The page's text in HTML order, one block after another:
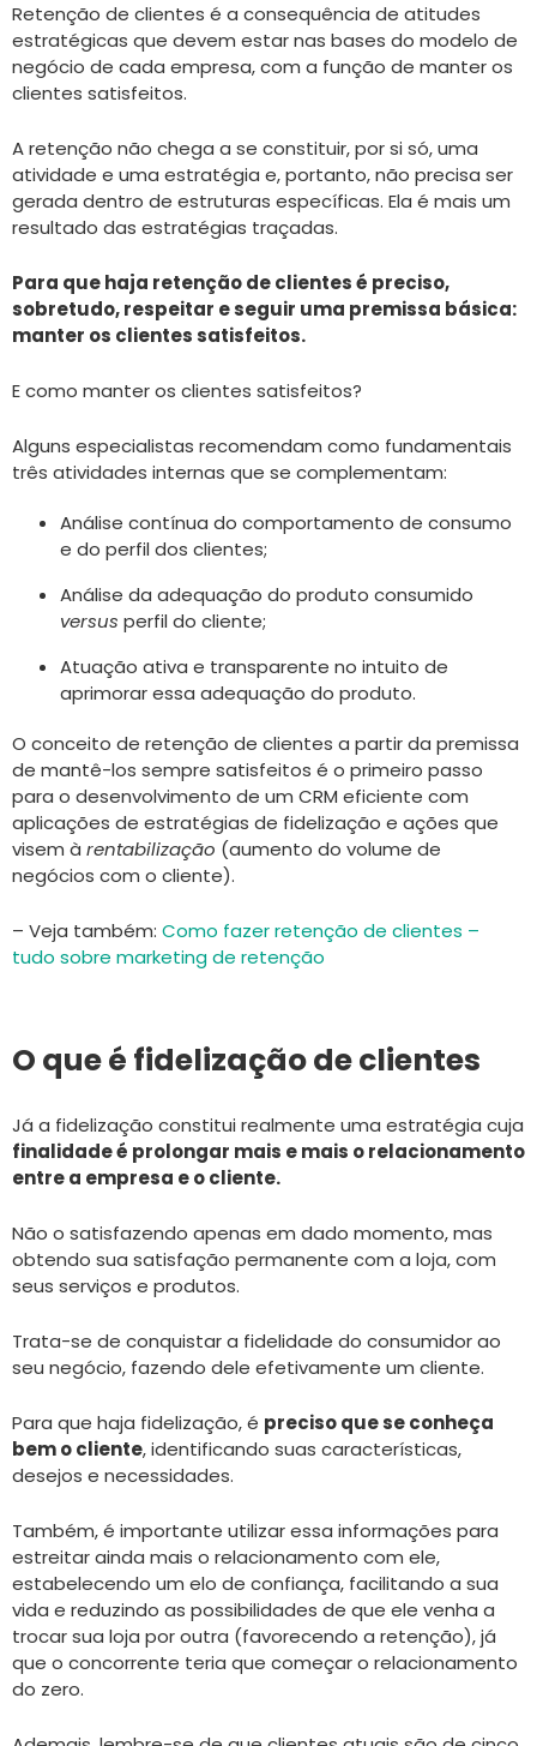
Retenção de clientes é a consequência de atitudes
estratégicas que devem estar nas bases do modelo de
negócio de cada empresa, com a função de manter os
clientes satisfeitos.
A retenção não chega a se constituir, por si só, uma
atividade e uma estratégia e, portanto, não precisa ser
gerada dentro de estruturas específicas. Ela é mais um
resultado das estratégias traçadas.
Para que haja retenção de clientes é preciso,
sobretudo, respeitar e seguir uma premissa básica:
manter os clientes satisfeitos.
E como manter os clientes satisfeitos?
Alguns especialistas recomendam como fundamentais
três atividades internas que se complementam:
Análise contínua do comportamento de consumo
e do perfil dos clientes;
Análise da adequação do produto consumido
versus perfil do cliente;
Atuação ativa e transparente no intuito de
aprimorar essa adequação do produto.
O conceito de retenção de clientes a partir da premissa
de mantê-los sempre satisfeitos é o primeiro passo
para o desenvolvimento de um CRM eficiente com
aplicações de estratégias de fidelização e ações que
visem à rentabilização (aumento do volume de
negócios com o cliente).
– Veja também: Como fazer retenção de clientes –
tudo sobre marketing de retenção
O que é fidelização de clientes
Já a fidelização constitui realmente uma estratégia cuja
finalidade é prolongar mais e mais o relacionamento
entre a empresa e o cliente.
Não o satisfazendo apenas em dado momento, mas
obtendo sua satisfação permanente com a loja, com
seus serviços e produtos.
Trata-se de conquistar a fidelidade do consumidor ao
seu negócio, fazendo dele efetivamente um cliente.
Para que haja fidelização, é preciso que se conheça
bem o cliente, identificando suas características,
desejos e necessidades.
Também, é importante utilizar essa informações para
estreitar ainda mais o relacionamento com ele,
estabelecendo um elo de confiança, facilitando a sua
vida e reduzindo as possibilidades de que ele venha a
trocar sua loja por outra (favorecendo a retenção), já
que o concorrente teria que começar o relacionamento
do zero.